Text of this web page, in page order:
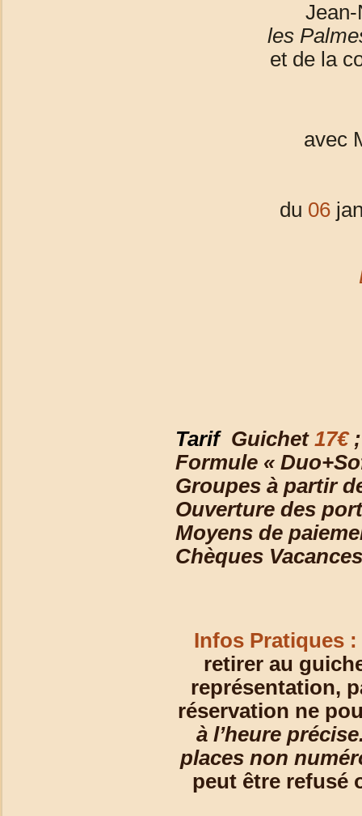
Jean-
les
et de la
avec
du 06
Tarif Guichet 17€ ;
Formule «
Groupes à partir
Ouverture des
Moyens de
Chèques Vacances
Infos Pratiques :
retirer au
représentation,
réservation ne
à l’heure
places non
peut être refusé